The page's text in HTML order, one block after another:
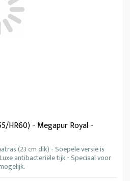
HR60) - Megapur Royal -
(23 cm dik) - Soepele versie is
antibacteriële tijk - Speciaal voor